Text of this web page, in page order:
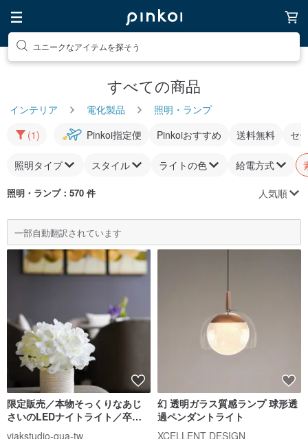
ユニークなアイテムを探そう
すべての商品
インテリア 電化製品
照明・ランプ
(1)
Pinkoi指定便 Pinkoiおすすめ 送料無料 セ
照明タイプ スタイル ライトの色 給電方式
照明・ランプ：570 件 人気順
一部自動翻訳されています
限定販売／本物そっくりなあじ
さいのLEDナイトライト／卒業
祝い・誕生日プレゼントに。メ
viakstudio-qua-tw
幻 透明ガラス質感ランプ 球形透
過ペンダントライト
XCELLENT DESIGN